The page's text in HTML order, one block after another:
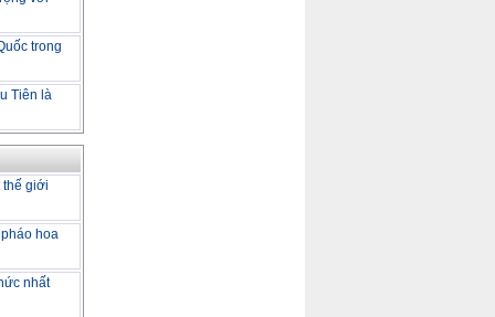
trong
Tiên là
thế giới
hoa
nhất